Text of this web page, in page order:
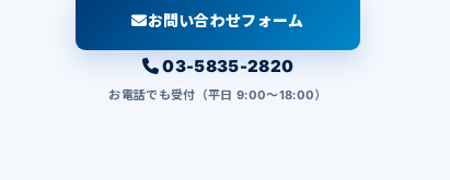
お問い合わせフォーム
03-5835-2820
お電話でも受付（平日 9:00〜18:00）